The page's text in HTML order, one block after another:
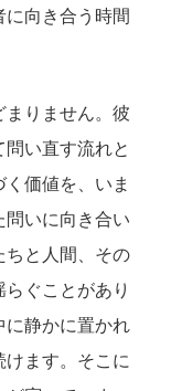
向き合う時間
りません。彼
い直す流れと
価値を、いま
いに向き合い
ちと人間、その
ぐことがあり
に静かに置かれ
ます。そこに